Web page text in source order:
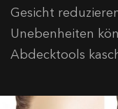
Gesicht
Unebenheiten
Abdecktools